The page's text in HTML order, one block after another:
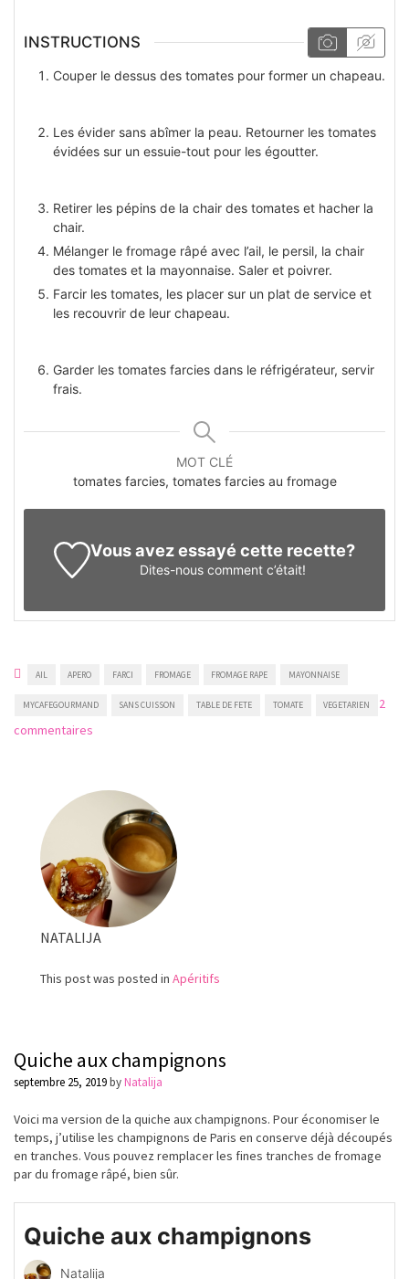
INSTRUCTIONS
Couper le dessus des tomates pour former un chapeau.
Les évider sans abîmer la peau. Retourner les tomates
évidées sur un essuie-tout pour les égoutter.
Retirer les pépins de la chair des tomates et hacher la
chair.
Mélanger le fromage râpé avec l’ail, le persil, la chair
des tomates et la mayonnaise. Saler et poivrer.
Farcir les tomates, les placer sur un plat de service et
les recouvrir de leur chapeau.
Garder les tomates farcies dans le réfrigérateur, servir
frais.
MOT CLÉ
tomates farcies, tomates farcies au fromage
Vous avez essayé cette recette?
Dites-nous comment c’était!
AIL APERO FARCI FROMAGE FROMAGE RAPE MAYONNAISE
MYCAFEGOURMAND SANS CUISSON TABLE DE FETE TOMATE VEGETARIEN
2
commentaires
fromage
NATALIJA
This post was posted in Apéritifs
Quiche aux champignons
septembre 25, 2019byNatalija
Voici ma version de la quiche aux champignons. Pour économiser le
temps, j’utilise les champignons de Paris en conserve déjà découpés
en tranches. Vous pouvez remplacer les fines tranches de fromage
par du fromage râpé, bien sûr.
Quiche aux champignons
Natalija